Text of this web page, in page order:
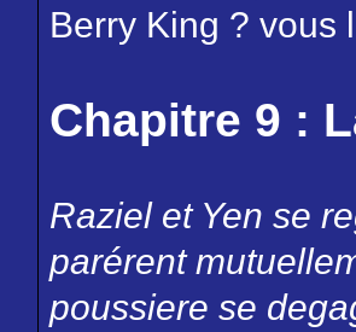
Berry King ? vous
Chapitre 9 :
Raziel et Yen se
parérent
poussiere se